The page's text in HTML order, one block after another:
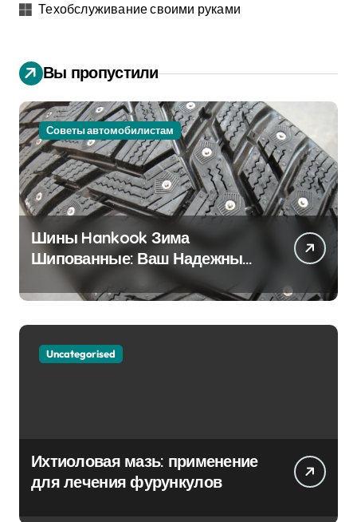
Техобслуживание своими руками
Вы пропустили
Советы автомобилистам
Шины Hankook Зима
Шипованные: Ваш Надежный
Партнёр на Снежных Дорогах
Uncategorised
Ихтиоловая мазь: применение
для лечения фурункулов